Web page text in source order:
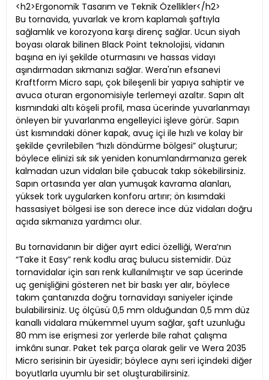
<h2>Ergonomik Tasarım ve Teknik Özellikler</h2>
Bu tornavida, yuvarlak ve krom kaplamalı şaftıyla
sağlamlık ve korozyona karşı direnç sağlar. Ucun siyah
boyası olarak bilinen Black Point teknolojisi, vidanın
başına en iyi şekilde oturmasını ve hassas vidayı
aşındırmadan sıkmanızı sağlar. Wera'nın efsanevi
Kraftform Micro sapı, çok bileşenli bir yapıya sahiptir ve
avuca oturan ergonomisiyle terlemeyi azaltır. Sapın alt
kısmındaki altı köşeli profil, masa ücerinde yuvarlanmayı
önleyen bir yuvarlanma engelleyici işleve görür. Sapın
üst kısmındaki döner kapak, avuç içi ile hızlı ve kolay bir
şekilde çevrilebilen “hızlı döndürme bölgesi” oluşturur;
böylece elinizi sık sık yeniden konumlandırmanıza gerek
kalmadan uzun vidaları bile çabucak takıp sökebilirsiniz.
Sapın ortasında yer alan yumuşak kavrama alanları,
yüksek tork uygularken konforu artırır; ön kısımdaki
hassasiyet bölgesi ise son derece ince düz vidaları doğru
açıda sıkmanıza yardımcı olur.
Bu tornavidanın bir diğer ayırt edici özelliği, Wera’nın
“Take it Easy” renk kodlu araç bulucu sistemidir. Düz
tornavidalar için sarı renk kullanılmıştır ve sap ücerinde
uç genişliğini gösteren net bir baskı yer alır, böylece
takım çantanızda doğru tornavidayı saniyeler içinde
bulabilirsiniz. Uç ölçüsü 0,5 mm olduğundan 0,5 mm düz
kanallı vidalara mükemmel uyum sağlar, şaft uzunluğu
80 mm ise erişmesi zor yerlerde bile rahat çalışma
imkânı sunar. Paket tek parça olarak gelir ve Wera 2035
Micro serisinin bir üyesidir; böylece aynı seri içindeki diğer
boyutlarla uyumlu bir set oluşturabilirsiniz.